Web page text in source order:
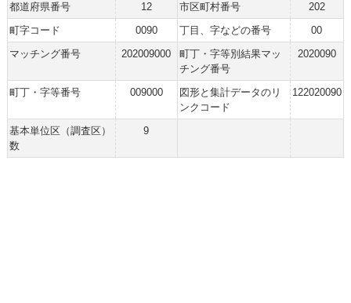
都道府県番号 12 市区町村番号
202
町字コード
0090 丁目、字などの番号
00
マッチング番号
202009000
町丁・字等別結果マッ
チング番号
2020090
町丁・字等番号 009000
図形と集計データのリ
ンクコード
122020090
基本単位区（調査区）
数
9